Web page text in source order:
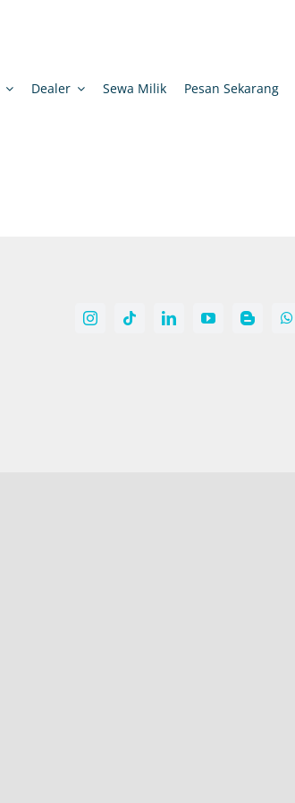
Dealer Sewa Milik Pesan Sekarang